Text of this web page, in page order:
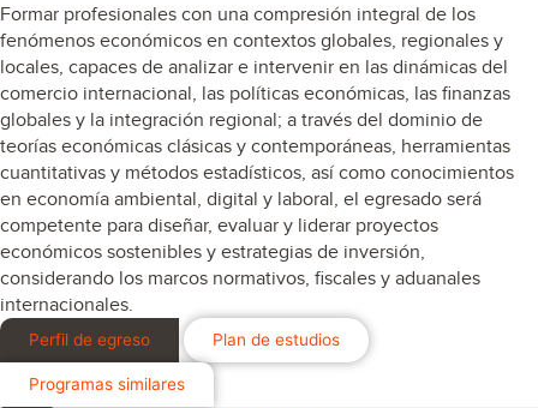
Formar profesionales con una compresión integral de los
fenómenos económicos en contextos globales, regionales y
locales, capaces de analizar e intervenir en las dinámicas del
comercio internacional, las políticas económicas, las finanzas
globales y la integración regional; a través del dominio de
teorías económicas clásicas y contemporáneas, herramientas
cuantitativas y métodos estadísticos, así como conocimientos
en economía ambiental, digital y laboral, el egresado será
competente para diseñar, evaluar y liderar proyectos
económicos sostenibles y estrategias de inversión,
considerando los marcos normativos, fiscales y aduanales
internacionales.
Perfil de egreso Plan de estudios
Programas similares